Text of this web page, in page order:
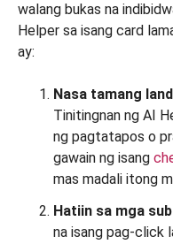
walang bukas na
Helper sa isang card
ay:
Nasa tamang
Tinitingnan ng AI
ng pagtatapos o
gawain ng isang
mas madali itong
Hatiin sa mga
na isang pag-click